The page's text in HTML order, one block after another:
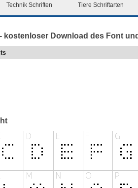
Technik Schriften Tiere Schriftarten
kostenloser Download des Font